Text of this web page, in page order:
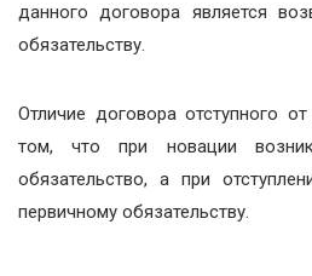
данного договора является
обязательству.
Отличие договора отступного
том, что при новации
обязательство, а при
первичному обязательству.